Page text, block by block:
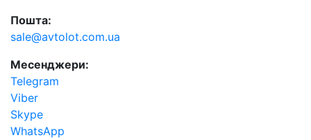
Пошта:
sale@avtolot.com.ua
Месенджери:
Telegram
Viber
Skype
WhatsApp